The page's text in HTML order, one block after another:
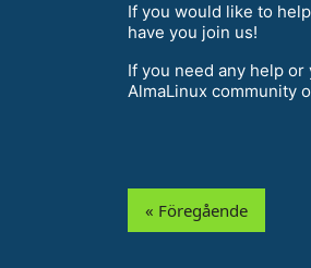
If you would like to
have you join us!
If you need any help or
AlmaLinux community
« Föregående